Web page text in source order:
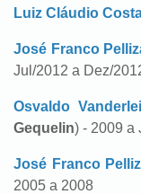
Luiz Cláudio
José Franco
Jul/2012 a Dez/
Osvaldo
Gequelin) - 2009 a
José Franco
2005 a 2008